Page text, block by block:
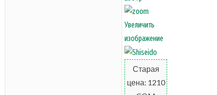
Увеличить
изображение
Старая
цена: 1210